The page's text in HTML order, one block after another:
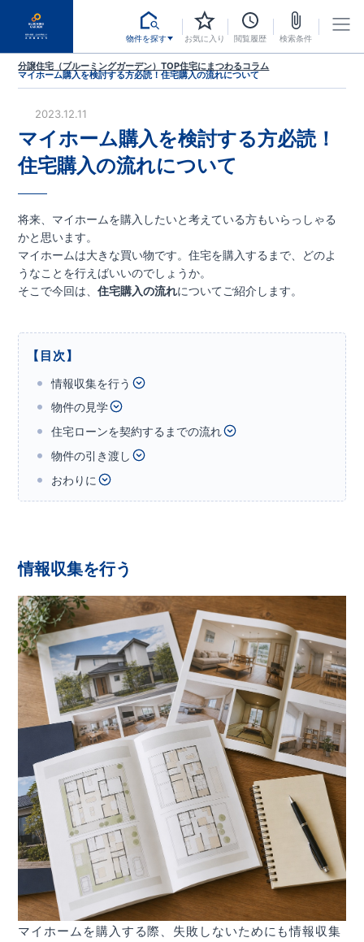
物件を探す お気に入り 閲覧履歴 検索条件
分譲住宅（ブルーミングガーデン）TOP住宅にまつわるコラム
マイホーム購入を検討する方必読！住宅購入の流れについて
2023.12.11
マイホーム購入を検討する方必読！
住宅購入の流れについて
将来、マイホームを購入したいと考えている方もいらっしゃる
かと思います。
マイホームは大きな買い物です。住宅を購入するまで、どのよ
うなことを行えばいいのでしょうか。
そこで今回は、住宅購入の流れについてご紹介します。
【目次】
情報収集を行う
物件の見学
住宅ローンを契約するまでの流れ
物件の引き渡し
おわりに
情報収集を行う
マイホームを購入する際、失敗しないためにも情報収集